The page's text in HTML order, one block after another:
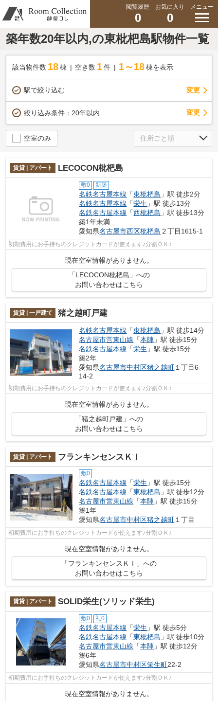
閲覧履歴
0
お気に入り
0
メニュー
築年数20年以内,の東枇杷島駅物件一覧
該当物件数 18棟 空き数 1 件 1～18 棟を表示
駅で絞り込む 変更
絞り込み条件： 20年以内 変更
空室のみ
賃貸 | アパート LECOCON枇杷島
敷0 新築
名鉄名古屋本線 「東枇杷島 」駅 徒歩2分
名鉄名古屋本線 「栄生 」駅 徒歩13分
名鉄名古屋本線 「西枇杷島 」駅 徒歩13分
築1年未満
愛知県名古屋市西区枇杷島 ２丁目1615-1
初期費用にお手持ちのクレジットカードが使えます♪分割ＯＫ♪
現在空室情報がありません。
「LECOCON枇杷島」への
お問い合わせはこちら
賃貸 | 一戸建て 猪之越町戸建
名鉄名古屋本線 「東枇杷島 」駅 徒歩14分
名古屋市営東山線 「本陣 」駅 徒歩15分
名鉄名古屋本線 「栄生 」駅 徒歩15分
築2年
愛知県名古屋市中村区猪之越町 １丁目6-
14-2
初期費用にお手持ちのクレジットカードが使えます♪分割ＯＫ♪
現在空室情報がありません。
「猪之越町戸建」への
お問い合わせはこちら
賃貸 | アパート フランキンセンスＫＩ
敷0
名鉄名古屋本線 「栄生 」駅 徒歩15分
名鉄名古屋本線 「東枇杷島 」駅 徒歩12分
名古屋市営東山線 「本陣 」駅 徒歩15分
築1年
愛知県名古屋市中村区猪之越町１丁目
初期費用にお手持ちのクレジットカードが使えます♪分割ＯＫ♪
現在空室情報がありません。
「フランキンセンスＫＩ」への
お問い合わせはこちら
賃貸 | アパート SOLID栄生(ソリッド栄生)
敷0 礼0
名鉄名古屋本線 「栄生 」駅 徒歩5分
名鉄名古屋本線 「東枇杷島 」駅 徒歩10分
名古屋市営東山線 「本陣 」駅 徒歩12分
築6年
愛知県名古屋市中村区栄生町22-2
初期費用にお手持ちのクレジットカードが使えます♪分割ＯＫ♪
現在空室情報がありません。